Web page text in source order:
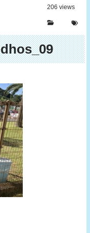
206 views